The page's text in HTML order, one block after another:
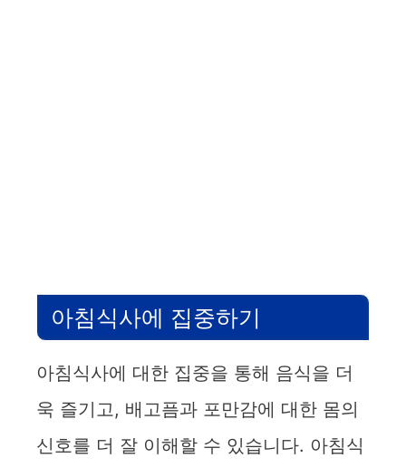
아침식사에 집중하기
아침식사에 대한 집중을 통해 음식을 더
욱 즐기고, 배고픔과 포만감에 대한 몸의
신호를 더 잘 이해할 수 있습니다. 아침식